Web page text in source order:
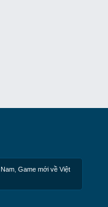
Game mới về Việt